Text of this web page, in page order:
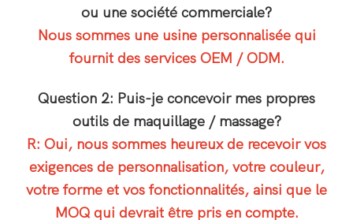
ou une société commerciale?
Nous sommes une usine personnalisée qui
fournit des services OEM / ODM.
Question 2: Puis-je concevoir mes propres
outils de maquillage / massage?
R: Oui, nous sommes heureux de recevoir vos
exigences de personnalisation, votre couleur,
votre forme et vos fonctionnalités, ainsi que le
MOQ qui devrait être pris en compte.